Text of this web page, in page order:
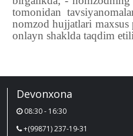
tomonidan
nomzod hujjatlari
onlayn shaklda taqdim
Devonxona
08:30 - 16:30
+(99871) 237-19-31